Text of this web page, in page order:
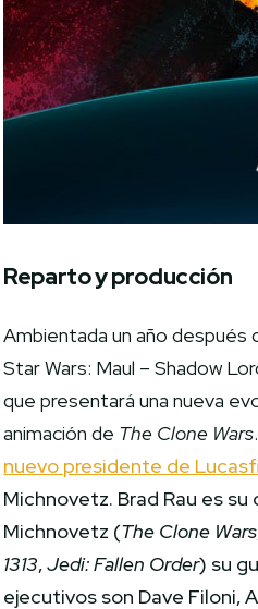
Reparto y producción
Ambientada un año después
Star Wars: Maul – Shadow
que presentará una nueva
animación de The Clone Wars.
nuevo presidente de
Michnovetz. Brad Rau es
Michnovetz (The Clone Wars
1313,Jedi: Fallen Order) su
ejecutivos son Dave Filoni,